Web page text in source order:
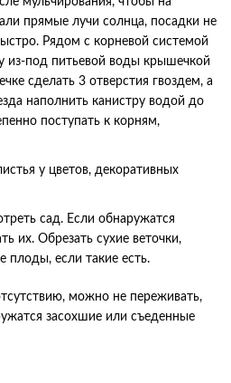
прямые лучи солнца, посадки не
Рядом с корневой системой
из-под питьевой воды крышечкой
сделать 3 отверстия гвоздем, а
наполнить канистру водой до
поступать к корням,
у цветов, декоративных
сад. Если обнаружатся
их. Обрезать сухие веточки,
плоды, если такие есть.
можно не переживать,
засохшие или съеденные